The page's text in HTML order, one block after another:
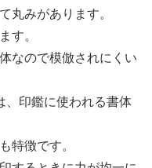
丸みがあります。
す。
なので模倣されにくい
、印鑑に使われる書体
特徴です。